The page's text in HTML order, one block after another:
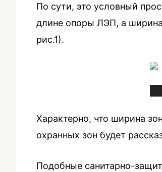
По сути, это условный
длине опоры ЛЭП, а ширина
рис.1).
Характерно, что ширина
охранных зон будет
Подобные санитарно-